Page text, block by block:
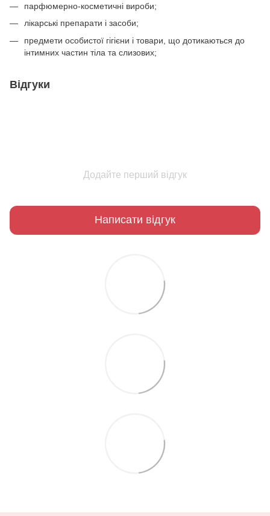
парфюмерно-косметичні вироби;
лікарські препарати і засоби;
предмети особистої гігієни і товари, що дотикаються до
інтимних частин тіла та слизових;
Відгуки
Додайте перший відгук
Написати відгук